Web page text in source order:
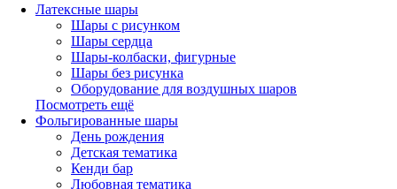
Латексные шары
Шары с рисунком
Шары сердца
Шары-колбаски, фигурные
Шары без рисунка
Оборудование для воздушных шаров
Посмотреть ещё
Фольгированные шары
День рождения
Детская тематика
Кенди бар
Любовная тематика